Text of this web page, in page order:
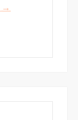
“https://
kilincs-
segít
→